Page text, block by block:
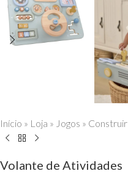
Início » Loja » Jogos » Construir
Volante de Atividades